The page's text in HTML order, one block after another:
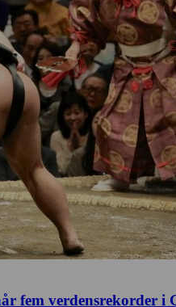
fem verdensrekorder i